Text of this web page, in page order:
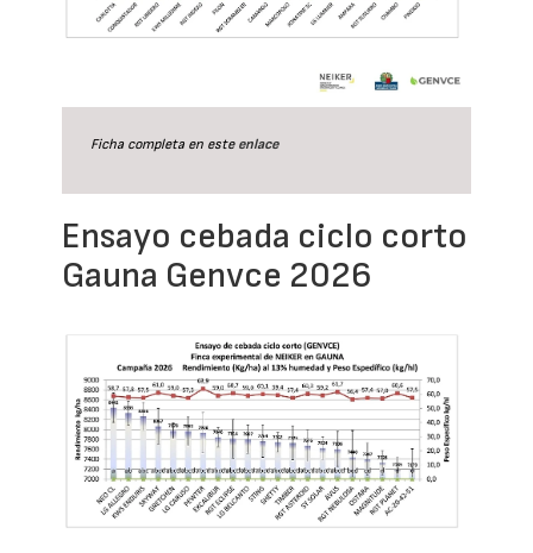
Ficha completa en este enlace
Ensayo cebada ciclo corto
Gauna Genvce 2026